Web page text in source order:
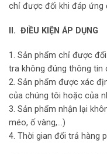
chỉ được đổi khi đáp ứng
II. ĐIỀU KIỆN ÁP DỤNG
1. Sản phẩm chỉ được
tra không đúng thông tin
2. Sản phẩm được xác
của chúng tôi hoặc của
3. Sản phẩm nhận lại
méo, ố vàng,…)
4. Thời gian đổi trả hàng